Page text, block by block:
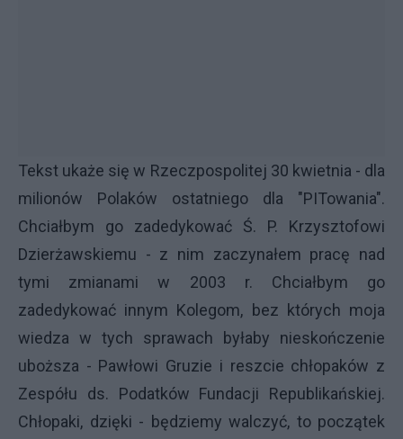
Tekst ukaże się w Rzeczpospolitej 30 kwietnia - dla
milionów Polaków ostatniego dla "PITowania".
Chciałbym go zadedykować Ś. P. Krzysztofowi
Dzierżawskiemu - z nim zaczynałem pracę nad
tymi zmianami w 2003 r. Chciałbym go
zadedykować innym Kolegom, bez których moja
wiedza w tych sprawach byłaby nieskończenie
uboższa - Pawłowi Gruzie i reszcie chłopaków z
Zespółu ds. Podatków Fundacji Republikańskiej.
Chłopaki, dzięki - będziemy walczyć, to początek